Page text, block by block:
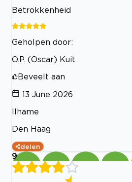
Betrokkenheid
Geholpen door:
O.P. (Oscar) Kuit
Beveelt aan
13 June 2026
Ilhame
Den Haag
delen
9